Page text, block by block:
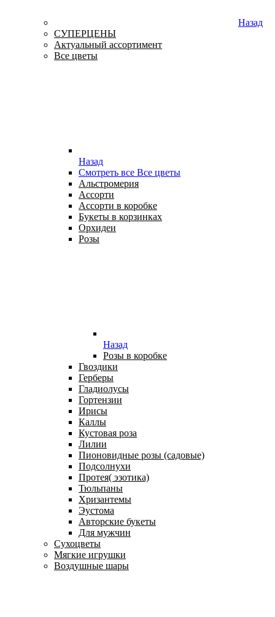
Назад
СУПЕРЦЕНЫ
Актуальный ассортимент
Все цветы
Назад
Смотреть все Все цветы
Альстромерия
Ассорти
Ассорти в коробке
Букеты в корзинках
Орхидеи
Розы
Назад
Розы в коробке
Гвоздики
Герберы
Гладиолусы
Гортензии
Ирисы
Каллы
Кустовая роза
Лилии
Пионовидные розы (садовые)
Подсолнухи
Протея( эзотика)
Тюльпаны
Хризантемы
Эустома
Авторские букеты
Для мужчин
Сухоцветы
Мягкие игрушки
Воздушные шары